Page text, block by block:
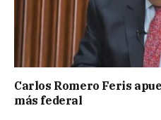
Carlos Romero Feris
más federal